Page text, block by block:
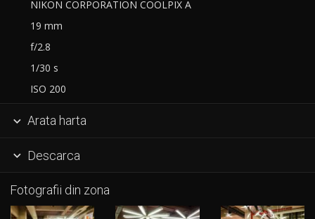
NIKON CORPORATION COOLPIX A
19 mm
f/2.8
1/30 s
ISO 200
 Arata harta
 Descarca
Fotografii din zona